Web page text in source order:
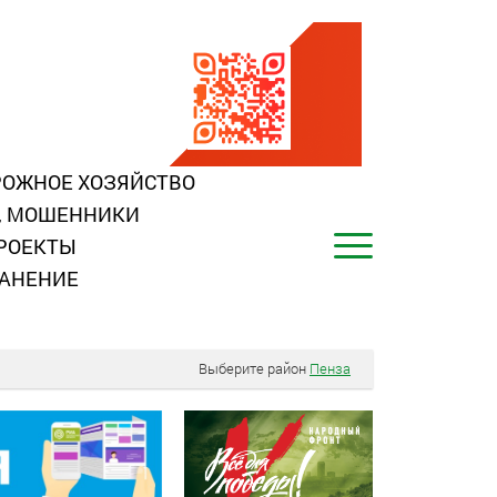
ХОЗЯЙСТВО
МОШЕННИКИ
Выберите район Пенза